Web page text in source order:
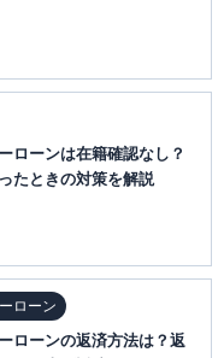
ローンは在籍確認なし？
たときの対策を解説
ローン
ローンの返済方法は？返